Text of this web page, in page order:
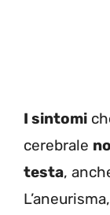
I sintomi
cerebrale
testa,